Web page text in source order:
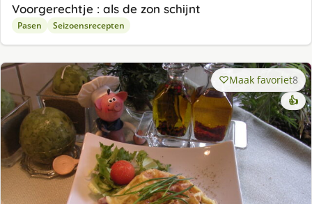
Voorgerechtje : als de zon schijnt
Pasen Seizoensrecepten
Maak favoriet8
👍